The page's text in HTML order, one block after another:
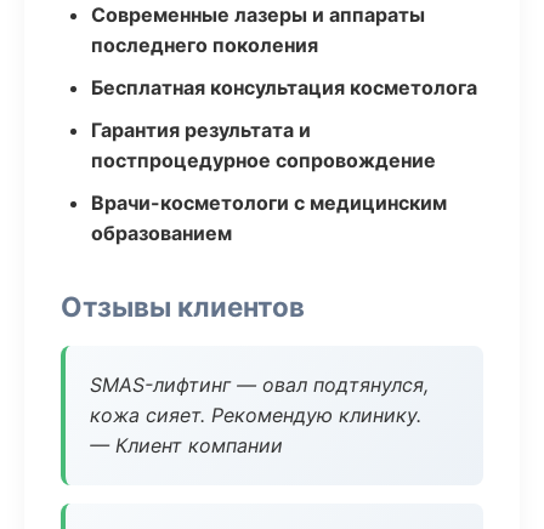
Современные лазеры и аппараты
последнего поколения
Бесплатная консультация косметолога
Гарантия результата и
постпроцедурное сопровождение
Врачи-косметологи с медицинским
образованием
Отзывы клиентов
SMAS-лифтинг — овал подтянулся,
кожа сияет. Рекомендую клинику.
— Клиент компании